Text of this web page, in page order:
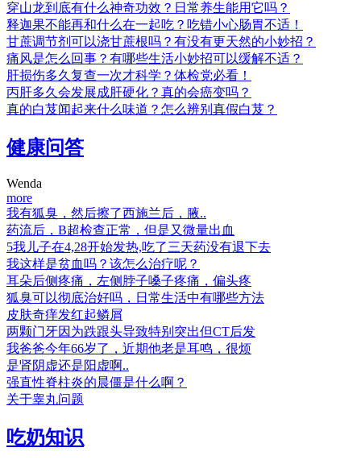
穿山龙到底有什么神奇功效？日常养生能用它吗？
释迦果不能再和什么在一起吃？吃错小心肠胃不适！
甘蔗调节剂可以浇甘蔗根吗？有没有更天然的小妙招？
痛风是怎么回事？有哪些生活小妙招可以缓解不适？
肝损伤多久复查一次才科学？体检党必看！
丙肝多久会发展成肝硬化？真的会癌变吗？
真的白芨闻起来什么味道？怎么辨别真假白芨？
健康问答
Wenda
more
我有狐臭，然后擦了西施兰后，腋..
药流后，B超检查正常，但是又微量出血
5我儿子在4,28开始发热,吃了三天药没有退下去
我这样是贫血吗？该怎么治疗呢？
耳朵后侧疼痛，左侧脖子嗓子疼痛，偏头疼
狐臭可以彻底治好吗，日常生活中有哪些方法
皮肤奇痒发红起鳞屑
两颗门牙因为跌跟头导致特别突出但CT后发
我爸爸今年66岁了，近期他老是耳鸣，很烦
是肾阴虚还是阳虚啊..
强直性脊柱炎的晨僵是什么啊？
关于睾丸问题
吃奶知识